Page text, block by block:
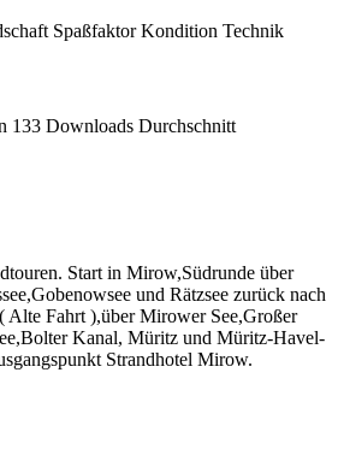
Spaßfaktor Kondition Technik
133 Downloads Durchschnitt
Start in Mirow,Südrunde über
und Rätzsee zurück nach
Fahrt ),über Mirower See,Großer
Kanal, Müritz und Müritz-Havel-
Strandhotel Mirow.